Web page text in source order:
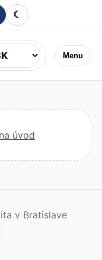
☾
Menu
Jazyk
úvod
v Bratislave